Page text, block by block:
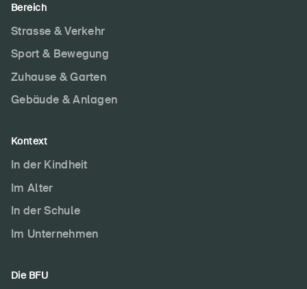
Bereich
Strasse & Verkehr
Sport & Bewegung
Zuhause & Garten
Gebäude & Anlagen
Kontext
In der Kindheit
Im Alter
In der Schule
Im Unternehmen
Die BFU